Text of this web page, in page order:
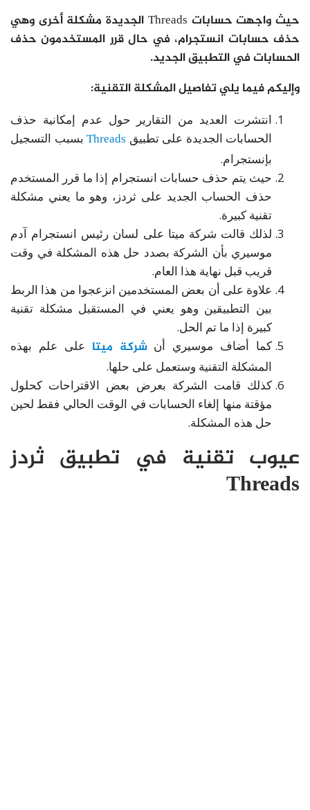
حيث واجهت حسابات Threads الجديدة مشكلة أخرى وهي
حذف حسابات انستجرام، في حال قرر المستخدمون حذف
الحسابات في التطبيق الجديد.
وإليكم فيما يلي تفاصيل المشكلة التقنية:
انتشرت العديد من التقارير حول عدم إمكانية حذف
الحسابات الجديدة على تطبيق Threads بسبب التسجيل
بإنستجرام.
حيث يتم حذف حسابات انستجرام إذا ما قرر المستخدم
حذف الحساب الجديد على ثردز، وهو ما يعني مشكلة
تقنية كبيرة.
لذلك قالت شركة ميتا على لسان رئيس انستجرام آدم
موسيري بأن الشركة بصدد حل هذه المشكلة في وقت
قريب قبل نهاية هذا العام.
علاوة على أن بعض المستخدمين انزعجوا من هذا الربط
بين التطبيقين وهو يعني في المستقبل مشكلة تقنية
كبيرة إذا ما تم الحل.
كما أضاف موسيري أن شركة ميتا على علم بهذه
المشكلة التقنية وستعمل على حلها.
كذلك قامت الشركة بعرض بعض الاقتراحات كحلول
مؤقتة منها إلغاء الحسابات في الوقت الحالي فقط لحين
حل هذه المشكلة.
عيوب تقنية في تطبيق ثردز
Threads